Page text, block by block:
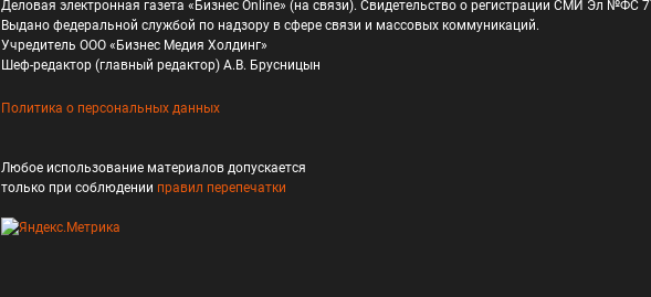
Деловая электронная газета «Бизнес Online» (на связи). Свидетельство о регистрации СМИ Эл №ФС
Выдано федеральной службой по надзору в сфере связи и массовых коммуникаций.
Учредитель ООО «Бизнес Медия Холдинг»
Шеф-редактор (главный редактор) А.В. Брусницын
Политика о персональных данных
Любое использование материалов допускается
только при соблюдении правил перепечатки